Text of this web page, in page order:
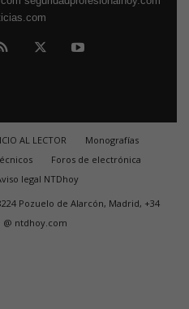
AL LECTOR
Monografías
Foros de electrónica
legal NTDhoy
Pozuelo de Alarcón, Madrid, +34
@ ntdhoy.com